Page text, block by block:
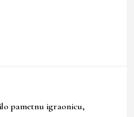
pametnu igraonicu,